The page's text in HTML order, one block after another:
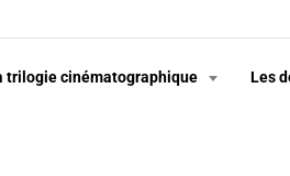
trilogie cinématographique Les